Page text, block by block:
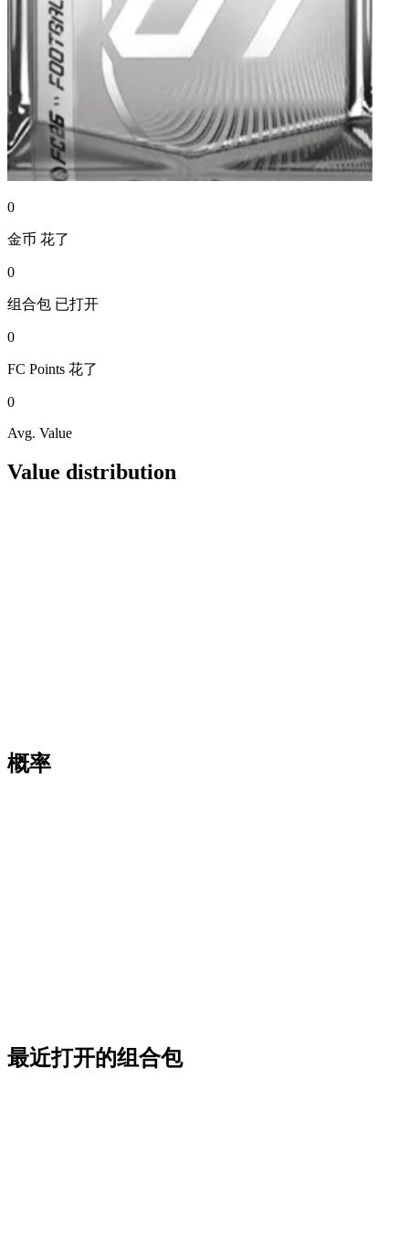
0
金币 花了
0
组合包 已打开
0
FC Points 花了
0
Avg. Value
Value distribution
概率
最近打开的组合包